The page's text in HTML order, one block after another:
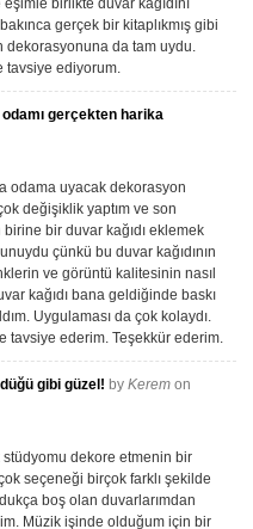
gerçek bir kitaplıkmış gibi
dekorasyonuna da tam uydu.
tavsiye ediyorum.
gerçekten harika
odama uyacak dekorasyon
değişiklik yaptım ve son
bir duvar kağıdı eklemek
çünkü bu duvar kağıdının
ve görüntü kalitesinin nasıl
kağıdı bana geldiğinde baskı
Uygulaması da çok kolaydı.
tavsiye ederim. Teşekkür ederim.
gibi güzel! byKerem on
stüdyomu dekore etmenin bir
seçeneği birçok farklı şekilde
boş olan duvarlarımdan
Müzik işinde olduğum için bir